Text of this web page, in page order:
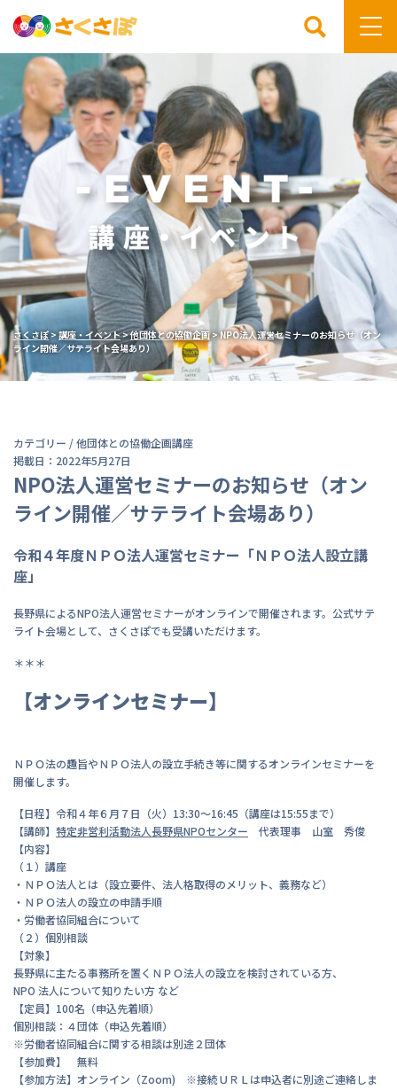
検索
さくさぽ>講座・イベント>他団体との協働企画>NPO法人運営セミナーのお知らせ（オン
ライン開催／サテライト会場あり）
カテゴリー /他団体との協働企画講座
掲載日：2022年5月27日
NPO法人運営セミナーのお知らせ（オン
ライン開催／サテライト会場あり）
令和４年度ＮＰＯ法人運営セミナー「ＮＰＯ法人設立講
座」
長野県によるNPO法人運営セミナーがオンラインで開催されます。公式サテ
ライト会場として、さくさぽでも受講いただけます。
＊＊＊
【オンラインセミナー】
ＮＰＯ法の趣旨やＮＰＯ法人の設立手続き等に関するオンラインセミナーを
開催します。
【日程】令和４年６月７日（火）13:30～16:45（講座は15:55まで）
【講師】 特定非営利活動法人長野県NPOセンター 代表理事 山室 秀俊
【内容】
（１）講座
・ＮＰＯ法人とは（設立要件、法人格取得のメリット、義務など）
・ＮＰＯ法人の設立の申請手順
・労働者協同組合について
（２）個別相談
【対象】
長野県に主たる事務所を置くＮＰＯ法人の設立を検討されている方、
NPO 法人について知りたい方 など
【定員】100名（申込先着順）
個別相談：４団体（申込先着順）
※労働者協同組合に関する相談は別途２団体
【参加費】 無料
【参加方法】オンライン（Zoom) ※接続ＵＲＬは申込者に別途ご連絡しま